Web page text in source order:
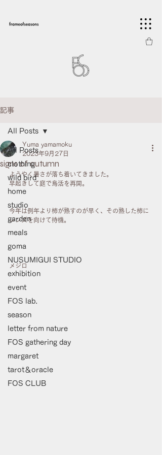
記事
All Posts
clothing
wild bird
home
studio
garden
meals
goma
NUSUMIGUI STUDIO
exhibition
event
FOS lab.
season
letter from nature
FOS gathering day
margaret
tarot＆oracle
FOS CLUB
All Posts
signs of autumn
Yuma yamamoku
2023年9月27日
ようやく暑さが落ち着いてきました。
早起きして庭で鳥活を再開。
今年は例年より柿が熟すのが早く、その熟した柿に
レンズを向けて待機。
メジロ